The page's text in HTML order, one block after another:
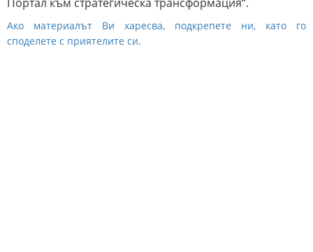
Ако материалът Ви харесва, подкрепете ни, като го
споделете с приятелите си.